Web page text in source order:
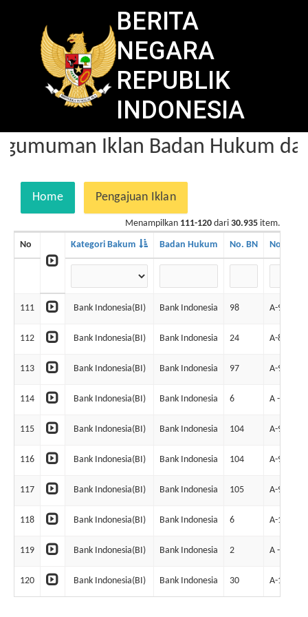
BERITA
NEGARA
REPUBLIK
INDONESIA
Iklan Badan Hukum
Home Pengajuan Iklan
Menampilkan 111-120 dari 30.935 item.
No Kategori Bakum Badan Hukum No. BN No. Iklan
111 Bank Indonesia(BI) Bank Indonesia 98 A-93
112 Bank Indonesia(BI) Bank Indonesia 24 A-85
113 Bank Indonesia(BI) Bank Indonesia 97 A-92
114 Bank Indonesia(BI) Bank Indonesia 6 A - 9
115 Bank Indonesia(BI) Bank Indonesia 104 A-95
116 Bank Indonesia(BI) Bank Indonesia 104 A-96
117 Bank Indonesia(BI) Bank Indonesia 105 A-98
118 Bank Indonesia(BI) Bank Indonesia 6 A-12
119 Bank Indonesia(BI) Bank Indonesia 2 A - 4
120 Bank Indonesia(BI) Bank Indonesia 30 A-105